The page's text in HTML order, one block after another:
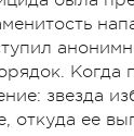
Когда
звезда
откуда ее